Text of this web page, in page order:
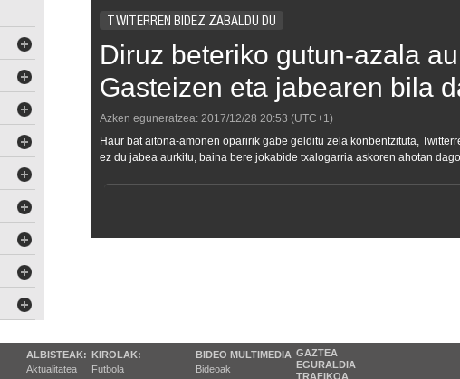
TWITERREN BIDEZ ZABALDU DU
Diruz beteriko gutun-azala
Gasteizen eta jabearen bila
Azken eguneratzea: 2017/12/28 20:53 (UTC+1)
Haur bat aitona-amonen oparirik gabe gelditu zela konbentzituta,
ez du jabea aurkitu, baina bere jokabide txalogarria askoren ahotan
ALBISTEAK:
Aktualitatea
KIROLAK:
Futbola
BIDEO MULTIMEDIA
Bideoak
GAZTEA
EGURALDIA
TRAFIKOA